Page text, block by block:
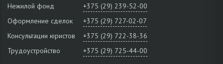
Нежилой фонд
+375 (29) 239-52-00
Оформление сделок
+375 (29) 727-02-07
Консультации юристов
+375 (29) 722-38-36
Трудоустройство
+375 (29) 725-44-00